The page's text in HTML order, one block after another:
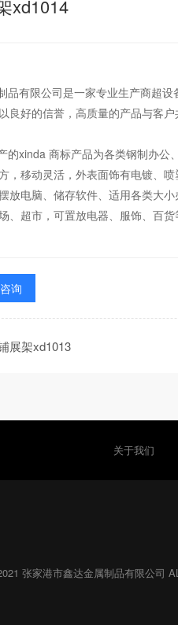
xd1014
品有限公司是一家专业生产商超
良好的信誉，高质量的产品与客
的xinda 商标产品为各类钢制办
，移动灵活，外表面饰有电镀、
放电脑、储存软件、适用各类大
、超市，可置放电器、服饰、百
询
展架xd1013
关于我们
张家港市鑫达金属制品有限公司